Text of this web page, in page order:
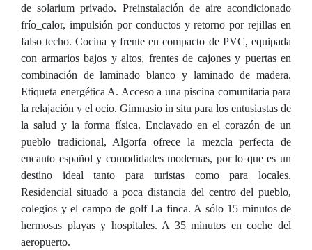
de solarium privado. Preinstalación de aire acondicionado
frío_calor, impulsión por conductos y retorno por rejillas en
falso techo. Cocina y frente en compacto de PVC, equipada
con armarios bajos y altos, frentes de cajones y puertas en
combinación de laminado blanco y laminado de madera.
Etiqueta energética A. Acceso a una piscina comunitaria para
la relajación y el ocio. Gimnasio in situ para los entusiastas de
la salud y la forma física. Enclavado en el corazón de un
pueblo tradicional, Algorfa ofrece la mezcla perfecta de
encanto español y comodidades modernas, por lo que es un
destino ideal tanto para turistas como para locales.
Residencial situado a poca distancia del centro del pueblo,
colegios y el campo de golf La finca. A sólo 15 minutos de
hermosas playas y hospitales. A 35 minutos en coche del
aeropuerto.